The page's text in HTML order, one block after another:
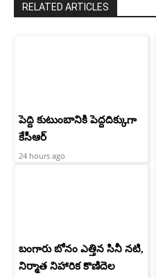
RELATED ARTICLES
పెద్ది కుటుంబానికి పెద్దదిక్కుగా
కేసీఆర్
24 hours ago
బంగారు బోనం ఎత్తిన సినీ నటి,
నిర్మాత నిహారిక కొణిదెల